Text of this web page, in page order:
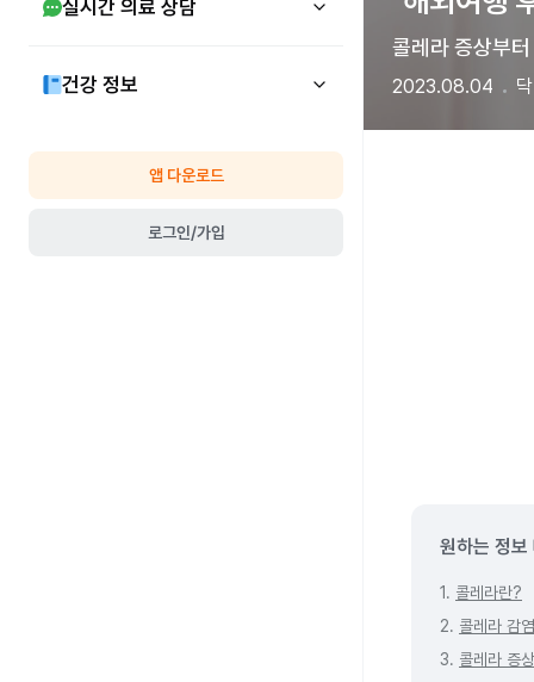
실시간 의료 상담
건강 정보
앱 다운로드
로그인/가입
콜레라 증상부
2023.08.04
원하는 정보
1. 콜레라란?
2. 콜레라 감
3. 콜레라 증